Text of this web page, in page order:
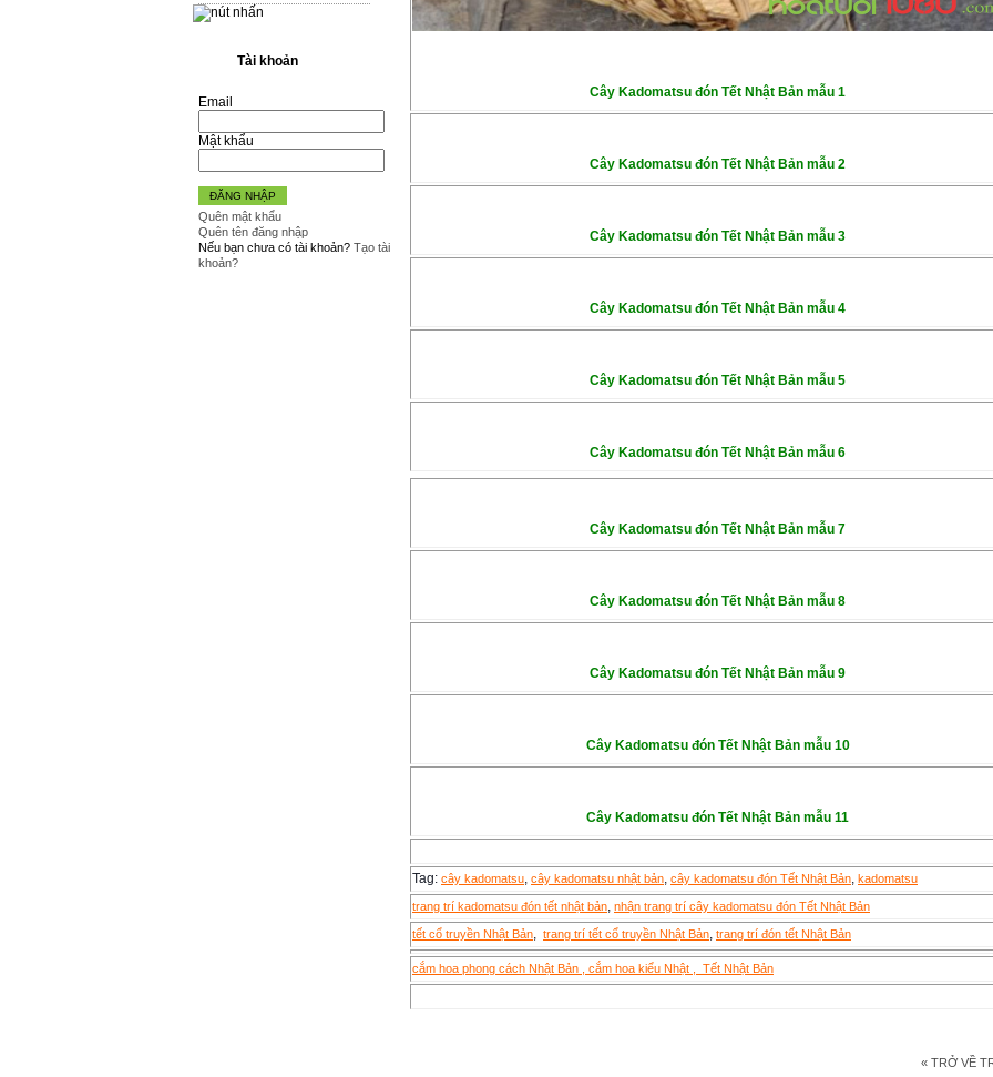
Tài khoản
Email
Mật khẩu
ĐĂNG NHẬP
Quên mật khẩu
Quên tên đăng nhập
Nếu bạn chưa có tài khoản? Tạo tài
khoản?
Cây Kadomatsu đón Tết Nhật Bản mẫu 1
Cây Kadomatsu đón Tết Nhật Bản mẫu 2
Cây Kadomatsu đón Tết Nhật Bản mẫu 3
Cây Kadomatsu đón Tết Nhật Bản mẫu 4
Cây Kadomatsu đón Tết Nhật Bản mẫu 5
Cây Kadomatsu đón Tết Nhật Bản mẫu 6
Cây Kadomatsu đón Tết Nhật Bản mẫu 7
Cây Kadomatsu đón Tết Nhật Bản mẫu 8
Cây Kadomatsu đón Tết Nhật Bản mẫu 9
Cây Kadomatsu đón Tết Nhật Bản mẫu 10
Cây Kadomatsu đón Tết Nhật Bản mẫu 11
Tag: cây kadomatsu, cây kadomatsu nhật bản, cây kadomatsu đón Tết Nhật Bản, kadomatsu
trang trí kadomatsu đón tết nhật bản, nhận trang trí cây kadomatsu đón Tết Nhật Bản
tết cổ truyền Nhật Bản, trang trí tết cổ truyền Nhật Bản, trang trí đón tết Nhật Bản
cắm hoa phong cách Nhật Bản , cắm hoa kiểu Nhật , Tết Nhật Bản
« TRỞ VỀ